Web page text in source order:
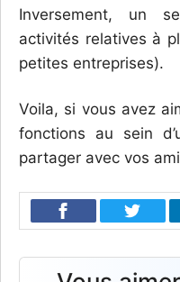
Inversement, un
activités relatives à
petites entreprises).
Voila, si vous avez
fonctions au sein
partager avec vos